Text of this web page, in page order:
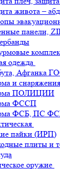
живота –
панели,
одежда
Афганка
и
ПОЛИЦИИ
ФССП
ФСБ, ПС
пайки (ИРП)
плиты и
оружие